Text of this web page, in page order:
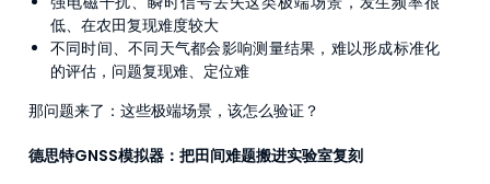
低、在农田复现难度较大
不同时间、不同天气都会影响测量结果，难以形成标准化
的评估，问题复现难、定位难
那问题来了：这些极端场景，该怎么验证？
德思特GNSS模拟器：把田间难题搬进实验室复刻